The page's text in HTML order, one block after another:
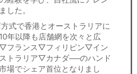
した。
式で香港とオーストラリアに
年以降も店舗網を次々と広
フランス▽フィリピン▽イン
トラリア▽カナダ──のハンド
場でシェア首位となりまし